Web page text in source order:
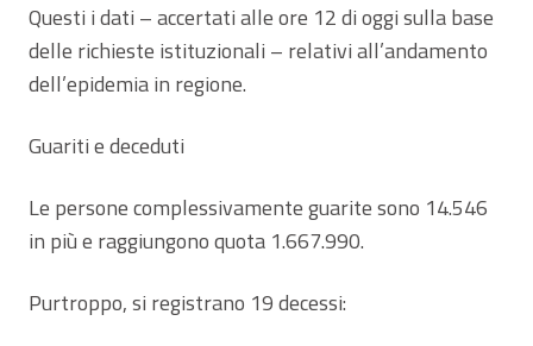
Questi i dati – accertati alle ore 12 di oggi sulla base
delle richieste istituzionali – relativi all’andamento
dell’epidemia in regione.
Guariti e deceduti
Le persone complessivamente guarite sono 14.546
in più e raggiungono quota 1.667.990.
Purtroppo, si registrano 19 decessi: